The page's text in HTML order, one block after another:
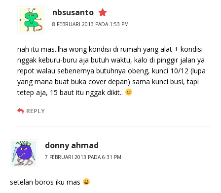
nbsusanto
8 FEBRUARI 2013 PADA 1:53 PM
nah itu mas..lha wong kondisi di rumah yang alat + kondisi
nggak keburu-buru aja butuh waktu, kalo di pinggir jalan ya
repot walau sebenernya butuhnya obeng, kunci 10/12 (lupa
yang mana buat buka cover depan) sama kunci busi, tapi
tetep aja, 15 baut itu nggak dikit..
REPLY
donny ahmad
7 FEBRUARI 2013 PADA 6:31 PM
setelan boros iku mas